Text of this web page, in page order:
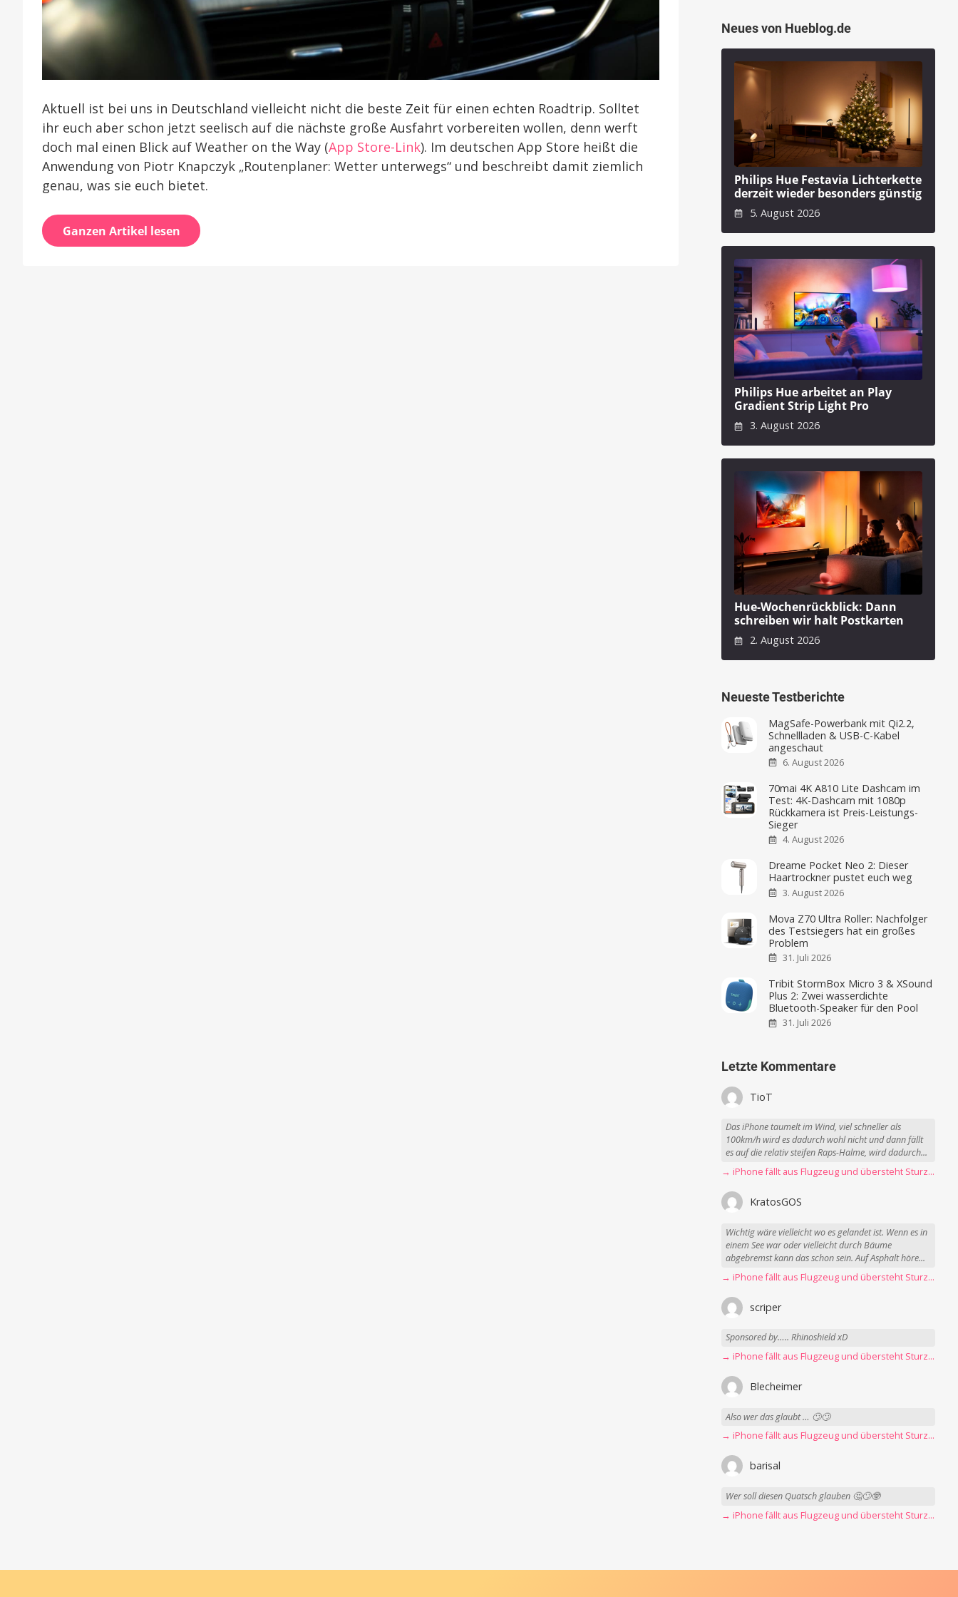
Aktuell ist bei uns in Deutschland vielleicht nicht die beste Zeit für einen echten Roadtrip. Solltet
ihr euch aber schon jetzt seelisch auf die nächste große Ausfahrt vorbereiten wollen, denn werft
doch mal einen Blick auf Weather on the Way (App Store-Link). Im deutschen App Store heißt die
Anwendung von Piotr Knapczyk „Routenplaner: Wetter unterwegs“ und beschreibt damit ziemlich
genau, was sie euch bietet.
Ganzen Artikel lesen
Neues von Hueblog.de
Philips Hue Festavia Lichterkette
derzeit wieder besonders günstig
5. August 2026
Philips Hue arbeitet an Play
Gradient Strip Light Pro
3. August 2026
Hue-Wochenrückblick: Dann
schreiben wir halt Postkarten
2. August 2026
Neueste Testberichte
MagSafe-Powerbank mit Qi2.2,
Schnellladen & USB-C-Kabel
angeschaut
6. August 2026
70mai 4K A810 Lite Dashcam im
Test: 4K-Dashcam mit 1080p
Rückkamera ist Preis-Leistungs-
Sieger
4. August 2026
Dreame Pocket Neo 2: Dieser
Haartrockner pustet euch weg
3. August 2026
Mova Z70 Ultra Roller: Nachfolger
des Testsiegers hat ein großes
Problem
31. Juli 2026
Tribit StormBox Micro 3 & XSound
Plus 2: Zwei wasserdichte
Bluetooth-Speaker für den Pool
31. Juli 2026
Letzte Kommentare
TioT
Das iPhone taumelt im Wind, viel schneller als
100km/h wird es dadurch wohl nicht und dann fällt
es auf die relativ steifen Raps-Halme, wird dadurch...
→ iPhone fällt aus Flugzeug und übersteht Sturz unbeschadet
KratosGOS
Wichtig wäre vielleicht wo es gelandet ist. Wenn es in
einem See war oder vielleicht durch Bäume
abgebremst kann das schon sein. Auf Asphalt höre...
→ iPhone fällt aus Flugzeug und übersteht Sturz unbeschadet
scriper
Sponsored by….. Rhinoshield xD
→ iPhone fällt aus Flugzeug und übersteht Sturz unbeschadet
Blecheimer
Also wer das glaubt … 🙄🙄
→ iPhone fällt aus Flugzeug und übersteht Sturz unbeschadet
barisal
Wer soll diesen Quatsch glauben 🤔🙄🤓
→ iPhone fällt aus Flugzeug und übersteht Sturz unbeschadet